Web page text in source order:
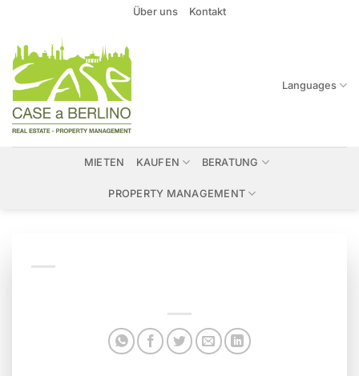
springen
Über uns Kontakt
Languages
MIETEN KAUFEN BERATUNG
PROPERTY MANAGEMENT